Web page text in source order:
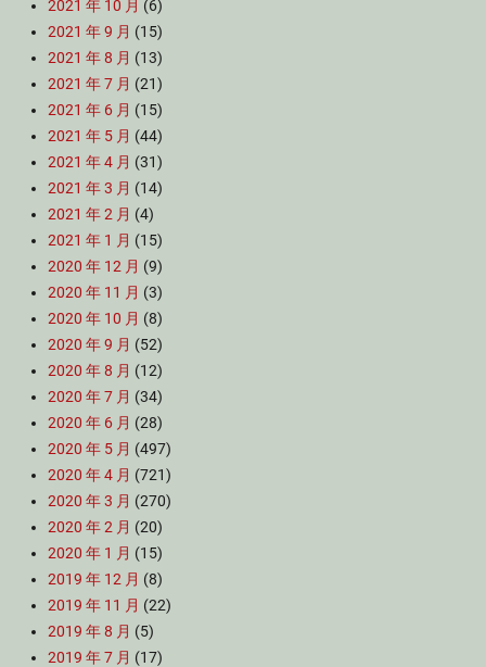
2021 年 10 月 (6)
2021 年 9 月 (15)
2021 年 8 月 (13)
2021 年 7 月 (21)
2021 年 6 月 (15)
2021 年 5 月 (44)
2021 年 4 月 (31)
2021 年 3 月 (14)
2021 年 2 月 (4)
2021 年 1 月 (15)
2020 年 12 月 (9)
2020 年 11 月 (3)
2020 年 10 月 (8)
2020 年 9 月 (52)
2020 年 8 月 (12)
2020 年 7 月 (34)
2020 年 6 月 (28)
2020 年 5 月 (497)
2020 年 4 月 (721)
2020 年 3 月 (270)
2020 年 2 月 (20)
2020 年 1 月 (15)
2019 年 12 月 (8)
2019 年 11 月 (22)
2019 年 8 月 (5)
2019 年 7 月 (17)